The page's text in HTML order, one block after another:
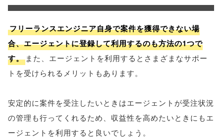
フリーランスエンジニア自身で案件を獲得できない場
合、エージェントに登録して利用するのも方法の1つで
す。 また、エージェントを利用するとさまざまなサポー
トを受けられるメリットもあります。
安定的に案件を受注したいときはエージェントが受注状況
の管理も行ってくれるため、収益性を高めたいときにもエ
ージェントを利用すると良いでしょう。